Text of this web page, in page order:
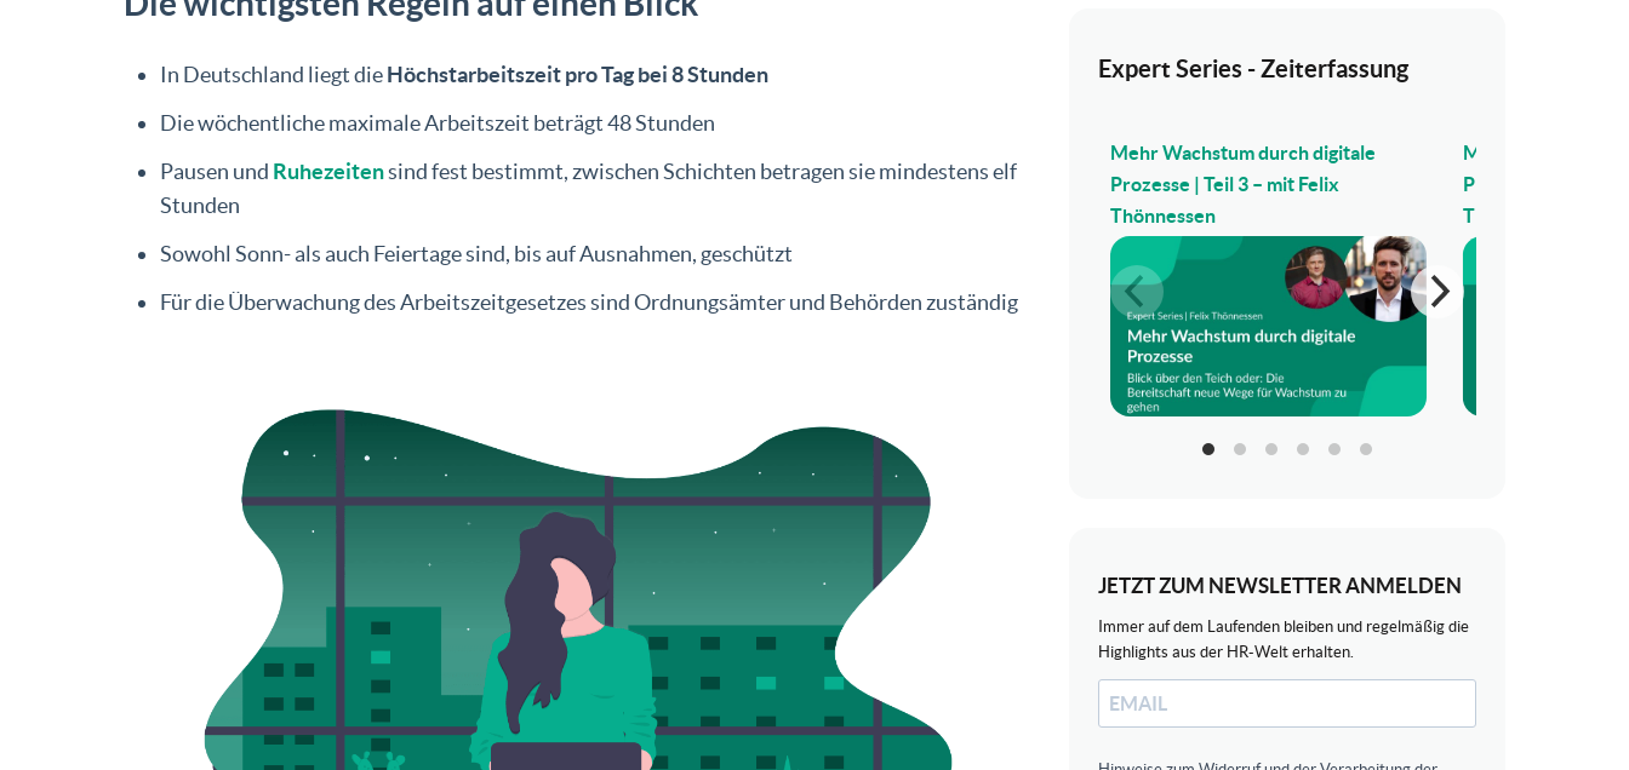
In Deutschland liegt dieHöchstarbeitszeit pro Tag bei 8 Stunden
Die wöchentliche maximale Arbeitszeit beträgt 48 Stunden
Pausen und Ruhezeitensind fest bestimmt, zwischen Schichten betragen sie mindestens elf
Stunden
Sowohl Sonn- als auch Feiertage sind, bis auf Ausnahmen, geschützt
Für die Überwachung des Arbeitszeitgesetzes sind Ordnungsämter und Behörden zuständig
Expert Series - Zeiterfassung
Mehr Wachstum durch digitale
Prozesse | Teil 3 – mit Felix
Thönnessen
Mehr Wachstum
Prozesse | Teil 2 –
Thönnessen
JETZT ZUM NEWSLETTER ANMELDEN
Immer auf dem Laufenden bleiben und regelmäßig die
Highlights aus der HR-Welt erhalten.